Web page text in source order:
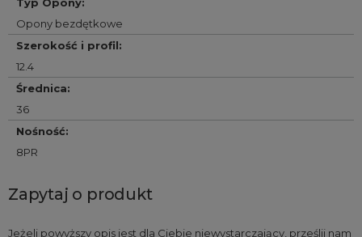
Opony bezdętkowe
Szerokość i profil:
12.4
Średnica:
36
Nośność:
8PR
Zapytaj o produkt
Jeżeli powyższy opis jest dla Ciebie niewystarczający, prześlij nam